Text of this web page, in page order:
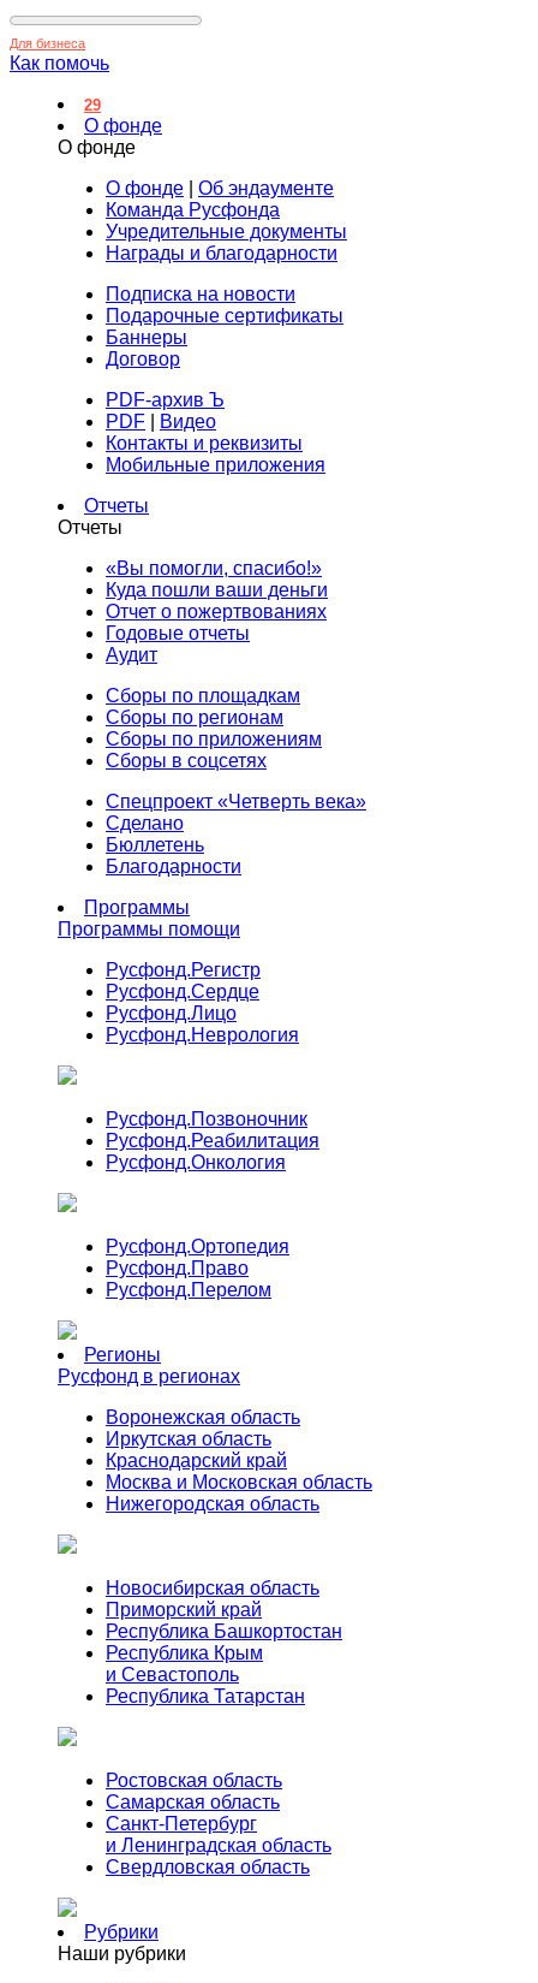
Для бизнеса
Как помочь
29
О фонде
О фонде
О фонде
Об эндаументе
Команда Русфонда
Учредительные документы
Награды и благодарности
Подписка на новости
Подарочные сертификаты
Баннеры
Договор
PDF-архив Ъ
PDF
Видео
Контакты и реквизиты
Мобильные приложения
Отчеты
Отчеты
«Вы помогли, спасибо!»
Куда пошли ваши деньги
Отчет о пожертвованиях
Годовые отчеты
Аудит
Сборы по площадкам
Сборы по регионам
Сборы по приложениям
Сборы в соцсетях
Спецпроект «Четверть века»
Сделано
Бюллетень
Благодарности
Программы
Программы помощи
Русфонд.Регистр
Русфонд.Сердце
Русфонд.Лицо
Русфонд.Неврология
Русфонд.Позвоночник
Русфонд.Реабилитация
Русфонд.Онкология
Русфонд.Ортопедия
Русфонд.Право
Русфонд.Перелом
Регионы
Русфонд в регионах
Воронежская область
Иркутская область
Краснодарский край
Москва и Московская область
Нижегородская область
Новосибирская область
Приморский край
Республика Башкортостан
Республика Крым
и Севастополь
Республика Татарстан
Ростовская область
Самарская область
Санкт-Петербург
и Ленинградская область
Свердловская область
Рубрики
Наши рубрики